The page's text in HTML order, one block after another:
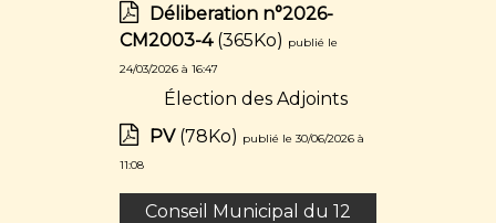
Déliberation n°2026-
CM2003-4(365Ko) publié le
24/03/2026 à 16:47
Élection des Adjoints
PV(78Ko) publié le 30/06/2026 à
11:08
Conseil Municipal du 12